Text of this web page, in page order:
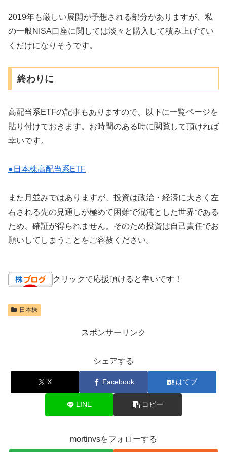
2019年も厳しい展開が予想される部分がありますが、私
の一般NISA口座に関しては淡々と購入して積み上げてい
くだけになりそうです。
終わりに
高配当系ETFの記事もありますので、以下に一覧ページを
貼り付けておきます。お時間のある時に閲覧して頂ければ
幸いです。
●日本株高配当系ETF
また月並みではありますが、投資は政治・経済に大きく左
右される先の見通しが極めて困難で混沌とした世界である
ため、確証が得られません。そのため投資は自己責任でお
願いしてしまうことをご容赦ください。
クリックで応援頂けると幸いです！
日本株
スポンサーリンク
シェアする
X Facebook はてブ
LINE コピー
mortinvsをフォローする